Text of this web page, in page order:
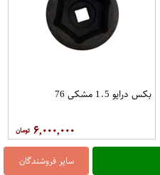
سایر فروشندگان
بکس درایو 1.5 مشکی 76
۶,۰۰۰,۰۰۰